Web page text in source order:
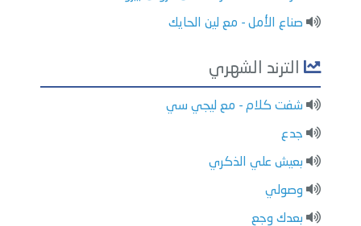
صناع الأمل - مع لين الحايك
الترند الشهري
شفت كلام - مع ليجي سي
جدع
بعيش علي الذكري
وصولي
بعدك وجع